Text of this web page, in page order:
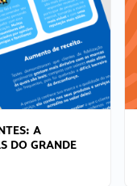
A
DO GRANDE